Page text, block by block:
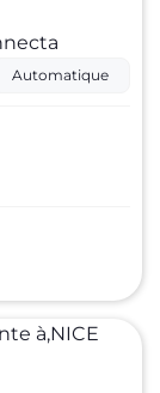
Automatique